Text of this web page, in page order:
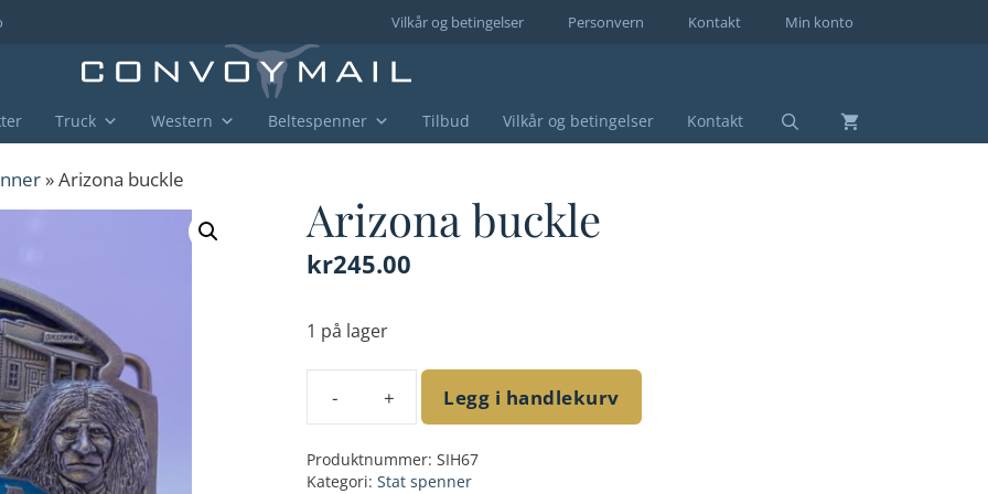
Min konto
Kontakt
Personvern
Vilkår og betingelser
Truck Western Beltespenner Tilbud Vilkår og betingelser Kontakt
» Arizona buckle
Arizona buckle
kr245.00
1 på lager
antall
Legg i handlekurv
Produktnummer: SIH67
Kategori: Stat spenner